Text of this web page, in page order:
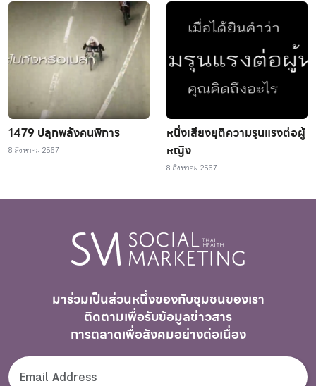
1479 ปลุกพลังคนพิการ
8 สิงหาคม 2567
หนึ่งเสียงยุติความรุนแรงต่อผู้
หญิง
8 สิงหาคม 2567
มาร่วมเป็นส่วนหนึ่งของกับชุมชนของเรา
ติดตามเพื่อรับข้อมูลข่าวสาร
การตลาดเพื่อสังคมอย่างต่อเนื่อง